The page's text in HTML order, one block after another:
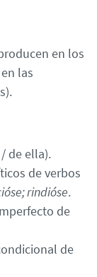
en los
las
de ella).
de verbos
rindióse.
de
de